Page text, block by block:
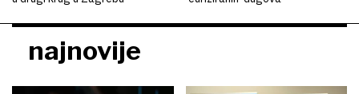
najnovije